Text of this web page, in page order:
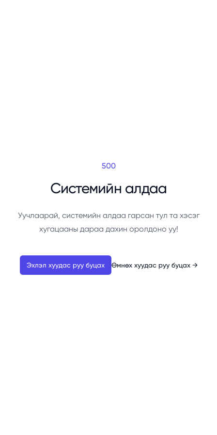
500
Системийн алдаа
Уучлаарай, системийн алдаа гарсан тул та хэсэг
хугацааны дараа дахин оролдоно уу!
Эхлэл хуудас руу буцах Өмнөх хуудас руу буцах →